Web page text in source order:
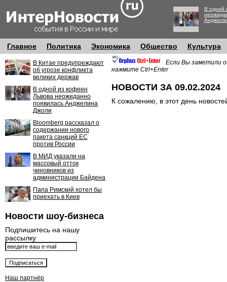
В одной
Главное Политика Экономика Общество Культура
В Китае предупреждают
об угрозе конфликта
великих держав
В одной из кофеен
Львова неожиданно
появилась Анджелина
Джоли
Bloomberg рассказал о
содержании нового
пакета санкций ЕС
против России
В МИД указали на
массовый отток
чиновников из
администрации Байдена
Папа Римский хотел бы
приехать в Киев
Новости шоу-бизнеса
Подпишитесь на нашу
рассылку
Наш партнёр
Если Вы заметили
нажмите Ctrl+Enter
НОВОСТИ ЗА 09.02.2024
К сожалению, в этот день